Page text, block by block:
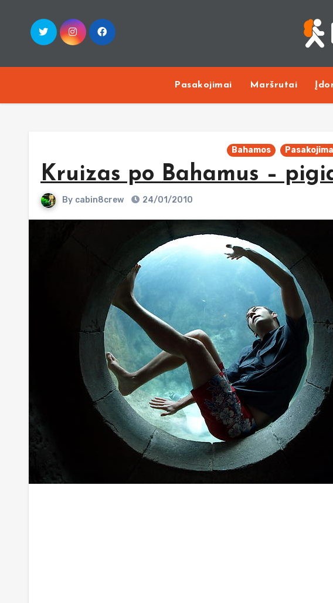
content
Pasakojimai Maršrutai
Bahamos
Kruizas po Bahamus –
By cabin8crew 24/01/2010